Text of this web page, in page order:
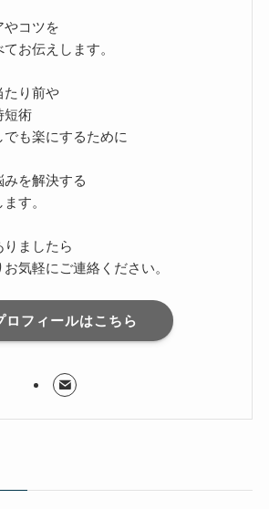
やコツを
お伝えします。
たり前や
短術
も楽にするために
を解決する
す。
ましたら
気軽にご連絡ください。
ロフィールはこちら